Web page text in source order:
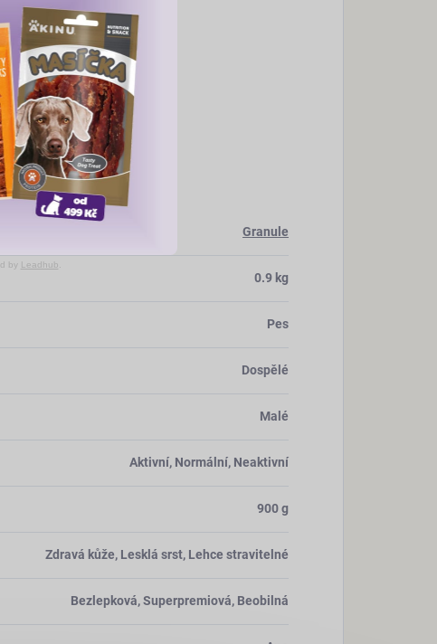
Granule
0.9 kg
Pes
Dospělé
Malé
Aktivní, Normální, Neaktivní
900 g
Zdravá kůže, Lesklá srst, Lehce stravitelné
Bezlepková, Superpremiová, Beobilná
by Leadhub